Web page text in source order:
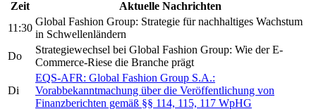
Zeit
Aktuelle Nachrichten
11:30
Global Fashion Group: Strategie für nachhaltiges Wachstum
in Schwellenländern
Do
Strategiewechsel bei Global Fashion Group: Wie der E-
Commerce-Riese die Branche prägt
Di
EQS-AFR: Global Fashion Group S.A.:
Vorabbekanntmachung über die Veröffentlichung von
Finanzberichten gemäß §§ 114, 115, 117 WpHG